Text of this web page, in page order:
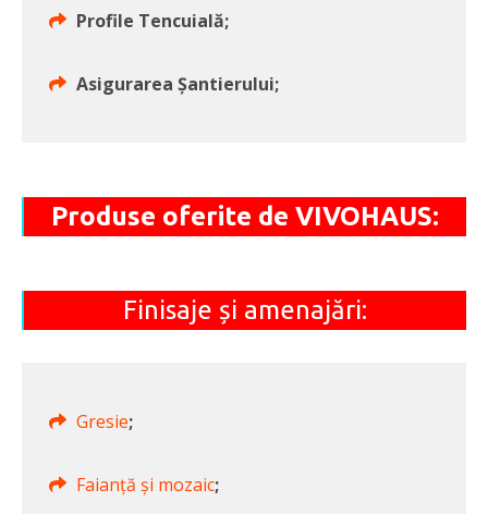
Profile Tencuială;
Asigurarea Șantierului;
Produse oferite de VIVOHAUS:
Finisaje și amenajări:
Gresie;
Faianță și mozaic;